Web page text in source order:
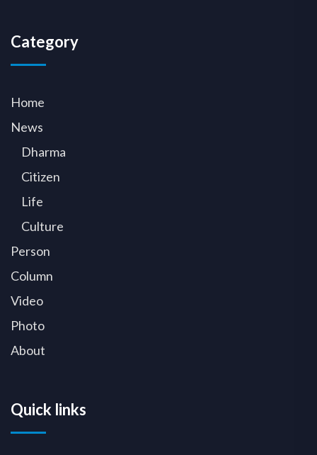
Category
Home
News
Dharma
Citizen
Life
Culture
Person
Column
Video
Photo
About
Quick links